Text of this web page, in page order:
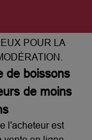
POUR LA
de boissons
de moins
l'acheteur est